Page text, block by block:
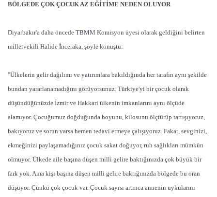
BÖLGEDE ÇOK ÇOCUK AZ EĞİTİME NEDEN OLUYOR
Diyarbakır'a daha öncede TBMM Komisyon üyesi olarak geldiğini belirten
milletvekili Halide İnceraka, şöyle konuştu:
"Ülkelerin gelir dağılımı ve yatırımlara bakıldığında her tarafın aynı şekilde
bundan yararlanamadığını görüyorsunuz. Türkiye'yi bir çocuk olarak
düşündüğünüzde İzmir ve Hakkari ülkenin imkanlarını aynı ölçüde
alamıyor. Çocuğumuz doğduğunda boyunu, kilosunu ölçtürüp tartışıyoruz,
bakıyoruz ve sorun varsa hemen tedavi etmeye çalışıyoruz. Fakat, sevginizi,
ekmeğinizi paylaşamadığınız çocuk sakat doğuyor, ruh sağlıkları mümkün
olmuyor. Ülkede aile başına düşen milli gelire baktığınızda çok büyük bir
fark yok. Ama kişi başına düşen milli gelire baktığınızda bölgede bu oran
düşüyor. Çünkü çok çocuk var. Çocuk sayısı artınca annenin uykularını